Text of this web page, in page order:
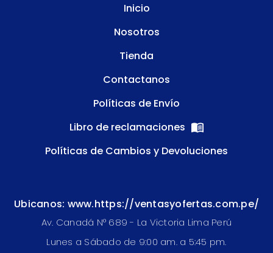
Inicio
Nosotros
Tienda
Contactanos
Políticas de Envío
Libro de reclamaciones
Políticas de Cambios y Devoluciones
Ubicanos: www.https://ventasyofertas.com.pe/
Av. Canadá N° 689 - La Victoria Lima Perú
Lunes a Sábado de 9:00 am. a 5:45 pm.